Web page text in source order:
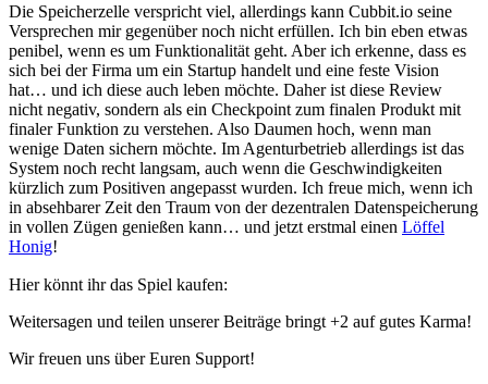
Die Speicherzelle verspricht viel, allerdings kann Cubbit.io seine
Versprechen mir gegenüber noch nicht erfüllen. Ich bin eben etwas
penibel, wenn es um Funktionalität geht. Aber ich erkenne, dass es
sich bei der Firma um ein Startup handelt und eine feste Vision
hat… und ich diese auch leben möchte. Daher ist diese Review
nicht negativ, sondern als ein Checkpoint zum finalen Produkt mit
finaler Funktion zu verstehen. Also Daumen hoch, wenn man
wenige Daten sichern möchte. Im Agenturbetrieb allerdings ist das
System noch recht langsam, auch wenn die Geschwindigkeiten
kürzlich zum Positiven angepasst wurden. Ich freue mich, wenn ich
in absehbarer Zeit den Traum von der dezentralen Datenspeicherung
in vollen Zügen genießen kann… und jetzt erstmal einen Löffel
Honig!
Hier könnt ihr das Spiel kaufen:
Weitersagen und teilen unserer Beiträge bringt +2 auf gutes Karma!
Wir freuen uns über Euren Support!